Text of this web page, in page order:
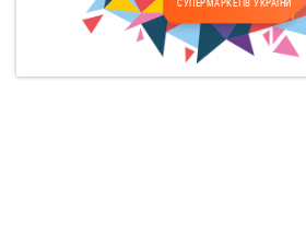
СУПЕРМАРКЕТІВ УКРАЇНИ